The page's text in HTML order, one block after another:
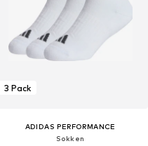
3 Pack
ADIDAS PERFORMANCE
Sokken